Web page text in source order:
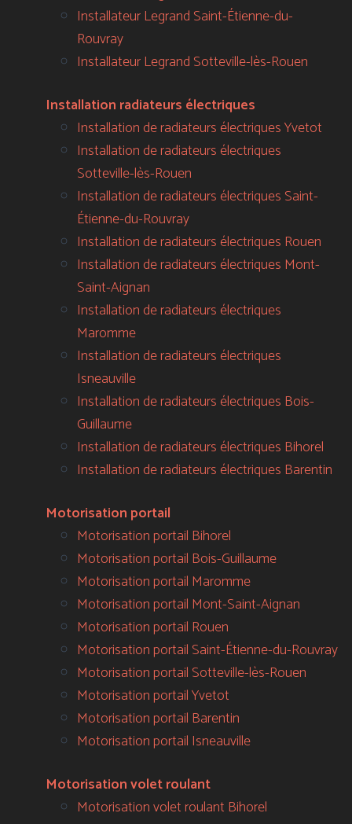
Installateur Legrand Saint-Étienne-du-
Rouvray
Installateur Legrand Sotteville-lès-Rouen
Installation radiateurs électriques
Installation de radiateurs électriques Yvetot
Installation de radiateurs électriques
Sotteville-lès-Rouen
Installation de radiateurs électriques Saint-
Étienne-du-Rouvray
Installation de radiateurs électriques Rouen
Installation de radiateurs électriques Mont-
Saint-Aignan
Installation de radiateurs électriques
Maromme
Installation de radiateurs électriques
Isneauville
Installation de radiateurs électriques Bois-
Guillaume
Installation de radiateurs électriques Bihorel
Installation de radiateurs électriques Barentin
Motorisation portail
Motorisation portail Bihorel
Motorisation portail Bois-Guillaume
Motorisation portail Maromme
Motorisation portail Mont-Saint-Aignan
Motorisation portail Rouen
Motorisation portail Saint-Étienne-du-Rouvray
Motorisation portail Sotteville-lès-Rouen
Motorisation portail Yvetot
Motorisation portail Barentin
Motorisation portail Isneauville
Motorisation volet roulant
Motorisation volet roulant Bihorel